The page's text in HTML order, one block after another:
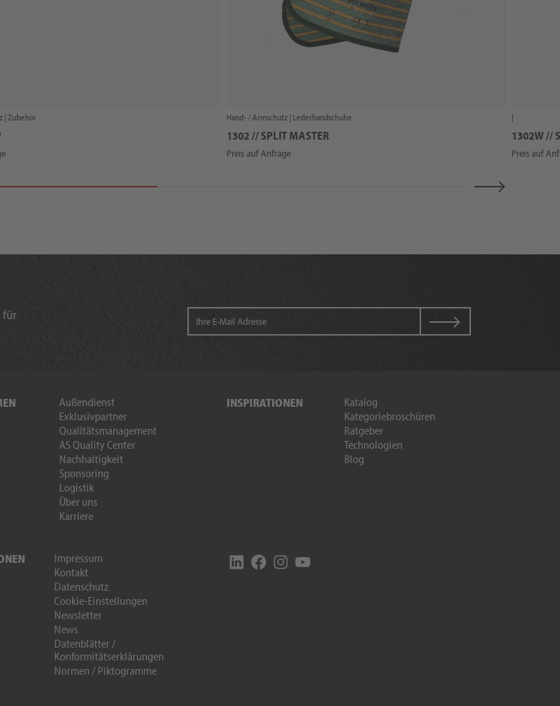
| Zubehör Hand- / Armschutz | Lederhandschuhe
1302 // SPLIT MASTER
Preis auf Anfrage
|
1302W //
Preis auf
für
Außendienst
Exklusivpartner
Qualitätsmanagement
AS Quality Center
Nachhaltigkeit
Sponsoring
Logistik
Über uns
Karriere
INSPIRATIONEN
Katalog
Kategoriebroschüren
Ratgeber
Technologien
Blog
Impressum
Kontakt
Datenschutz
Cookie-Einstellungen
Newsletter
News
Datenblätter /
Konformitätserklärungen
Normen / Piktogramme